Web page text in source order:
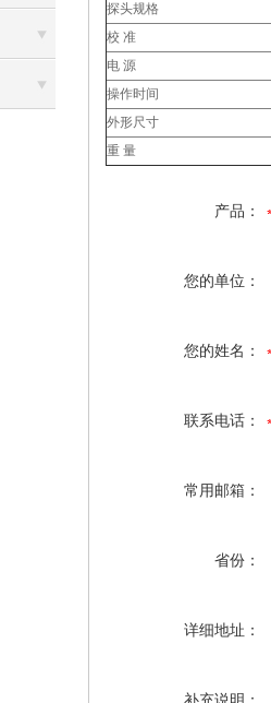
探头规格
校 准
电 源
操作时间
外形尺寸
重 量
产品：
您的单位：
您的姓名：
联系电话：
常用邮箱：
省份：
详细地址：